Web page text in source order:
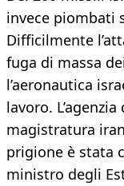
invece piombati
Difficilmente
fuga di massa
l’aeronautica
lavoro.
magistratura
prigione è stata
ministro degli